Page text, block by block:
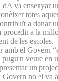
va ensenyar
totes
a donar
procedit a la
de les
amb el Govern
puguin veure en
un
no el va